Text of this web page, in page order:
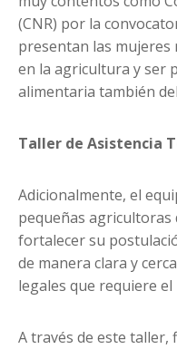
(CNR) por la
presentan las
en la agricultura y ser
alimentaria también
Taller de Asistencia
Adicionalmente, el
pequeñas agricultoras
fortalecer su
de manera clara y
legales que requiere
A través de este taller,